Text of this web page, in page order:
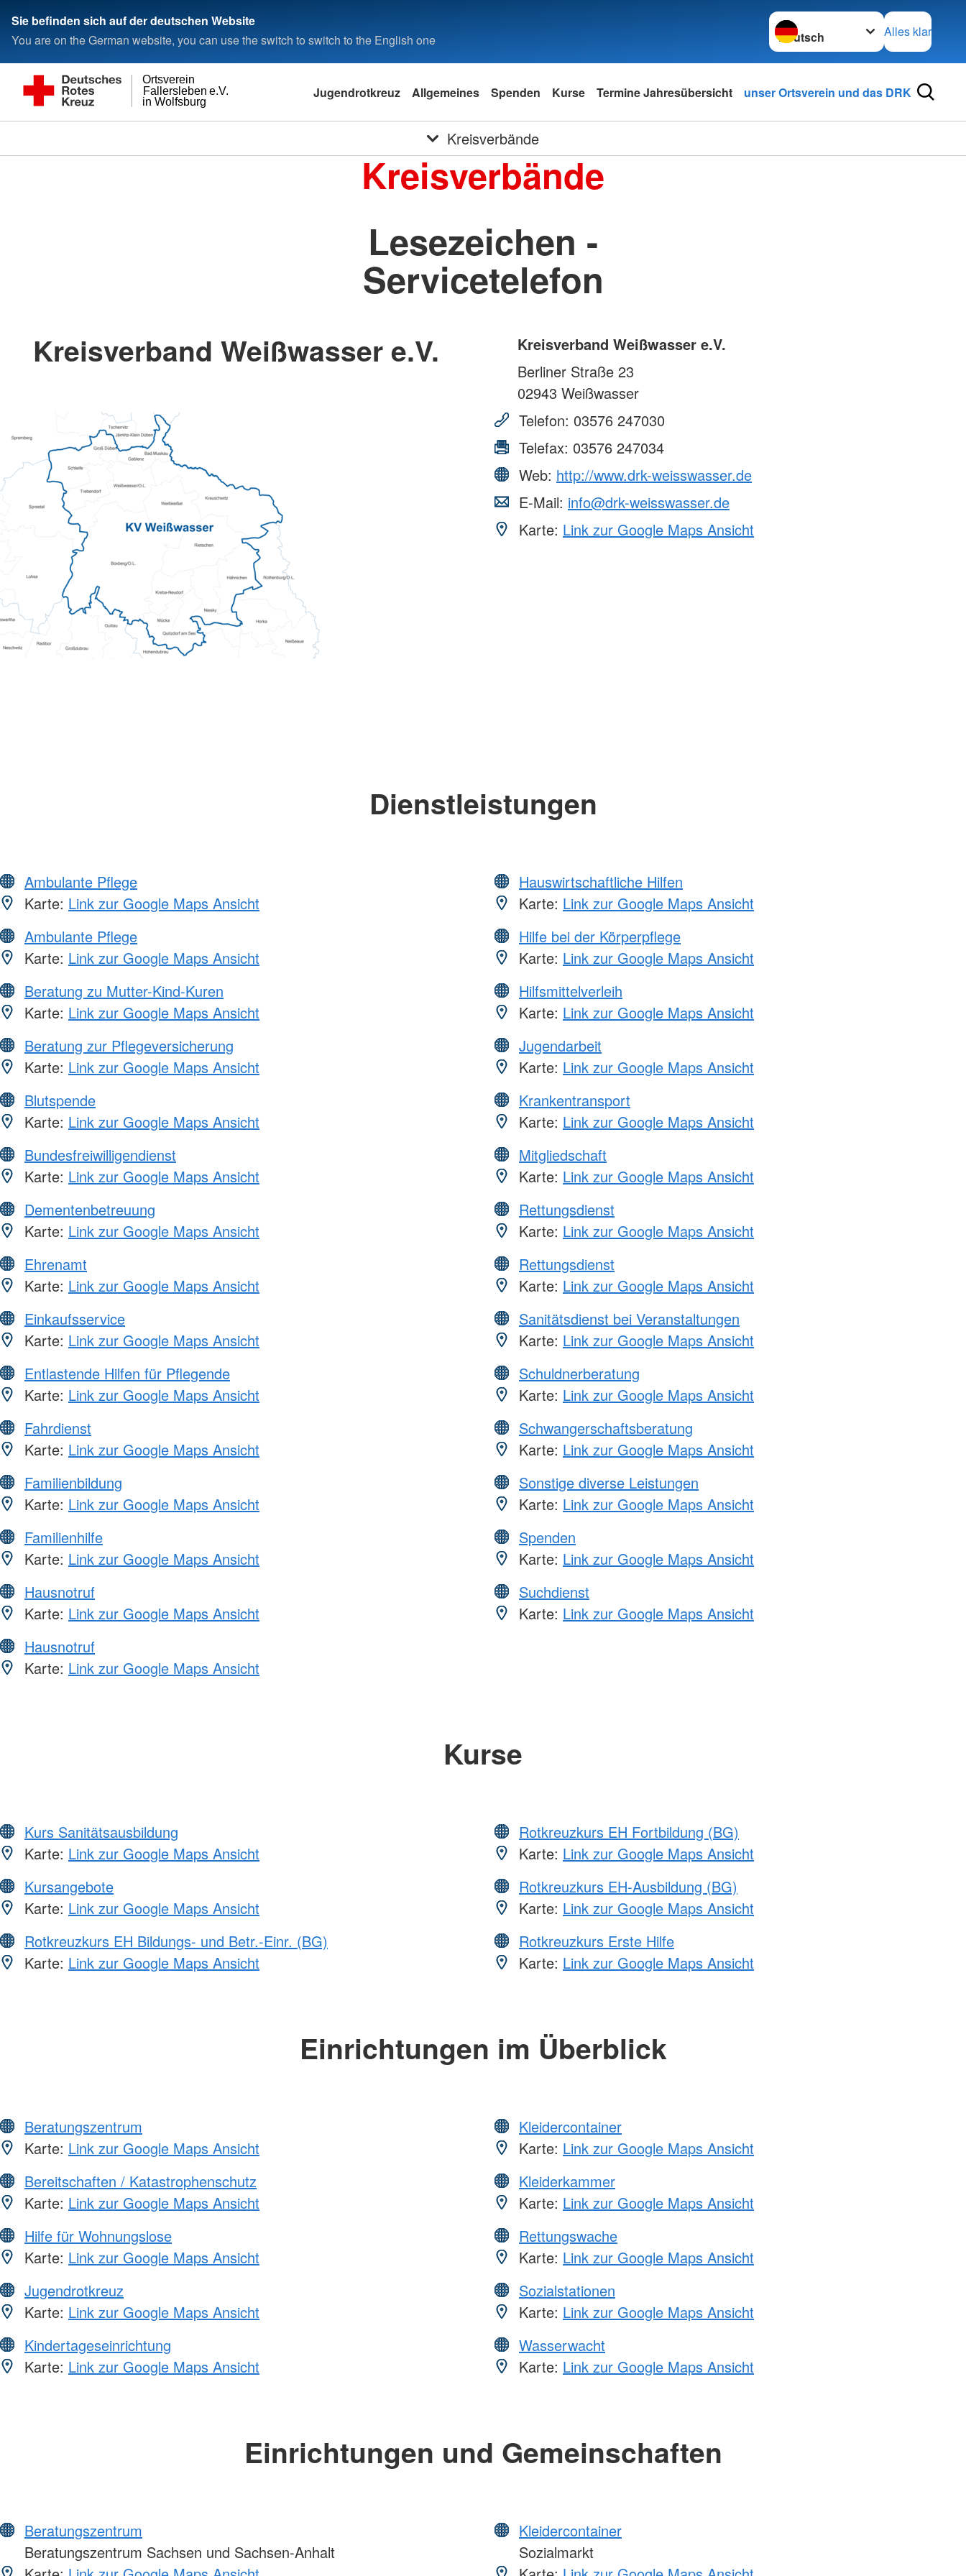
Sie befinden sich auf der deutschen Website
You are on the German website, you can use the switch to switch to the English one
Sprache wechseln zu
Alles klar
in Wolfsburg
Fallersleben e.V.
Ortsverein
Jugendrotkreuz Allgemeines Spenden Kurse Termine Jahresübersicht unser Ortsverein und das DRK
Kreisverbände
Kreisverbände
Lesezeichen -
Servicetelefon
Kreisverband Weißwasser e.V.
Kreisverband Weißwasser e.V.
Berliner Straße 23
02943 Weißwasser
Telefon: 03576 247030
Telefax: 03576 247034
Web: http://www.drk-weisswasser.de
E-Mail: info@drk-weisswasser.de
Karte: Link zur Google Maps Ansicht
Dienstleistungen
Ambulante Pflege
Karte: Link zur Google Maps Ansicht
Ambulante Pflege
Karte: Link zur Google Maps Ansicht
Beratung zu Mutter-Kind-Kuren
Karte: Link zur Google Maps Ansicht
Beratung zur Pflegeversicherung
Karte: Link zur Google Maps Ansicht
Blutspende
Karte: Link zur Google Maps Ansicht
Bundesfreiwilligendienst
Karte: Link zur Google Maps Ansicht
Dementenbetreuung
Karte: Link zur Google Maps Ansicht
Ehrenamt
Karte: Link zur Google Maps Ansicht
Einkaufsservice
Karte: Link zur Google Maps Ansicht
Entlastende Hilfen für Pflegende
Karte: Link zur Google Maps Ansicht
Fahrdienst
Karte: Link zur Google Maps Ansicht
Familienbildung
Karte: Link zur Google Maps Ansicht
Familienhilfe
Karte: Link zur Google Maps Ansicht
Hausnotruf
Karte: Link zur Google Maps Ansicht
Hausnotruf
Karte: Link zur Google Maps Ansicht
Hauswirtschaftliche Hilfen
Karte: Link zur Google Maps Ansicht
Hilfe bei der Körperpflege
Karte: Link zur Google Maps Ansicht
Hilfsmittelverleih
Karte: Link zur Google Maps Ansicht
Jugendarbeit
Karte: Link zur Google Maps Ansicht
Krankentransport
Karte: Link zur Google Maps Ansicht
Mitgliedschaft
Karte: Link zur Google Maps Ansicht
Rettungsdienst
Karte: Link zur Google Maps Ansicht
Rettungsdienst
Karte: Link zur Google Maps Ansicht
Sanitätsdienst bei Veranstaltungen
Karte: Link zur Google Maps Ansicht
Schuldnerberatung
Karte: Link zur Google Maps Ansicht
Schwangerschaftsberatung
Karte: Link zur Google Maps Ansicht
Sonstige diverse Leistungen
Karte: Link zur Google Maps Ansicht
Spenden
Karte: Link zur Google Maps Ansicht
Suchdienst
Karte: Link zur Google Maps Ansicht
Kurse
Kurs Sanitätsausbildung
Karte: Link zur Google Maps Ansicht
Kursangebote
Karte: Link zur Google Maps Ansicht
Rotkreuzkurs EH Bildungs- und Betr.-Einr. (BG)
Karte: Link zur Google Maps Ansicht
Rotkreuzkurs EH Fortbildung (BG)
Karte: Link zur Google Maps Ansicht
Rotkreuzkurs EH-Ausbildung (BG)
Karte: Link zur Google Maps Ansicht
Rotkreuzkurs Erste Hilfe
Karte: Link zur Google Maps Ansicht
Einrichtungen im Überblick
Beratungszentrum
Karte: Link zur Google Maps Ansicht
Bereitschaften / Katastrophenschutz
Karte: Link zur Google Maps Ansicht
Hilfe für Wohnungslose
Karte: Link zur Google Maps Ansicht
Jugendrotkreuz
Karte: Link zur Google Maps Ansicht
Kindertageseinrichtung
Karte: Link zur Google Maps Ansicht
Kleidercontainer
Karte: Link zur Google Maps Ansicht
Kleiderkammer
Karte: Link zur Google Maps Ansicht
Rettungswache
Karte: Link zur Google Maps Ansicht
Sozialstationen
Karte: Link zur Google Maps Ansicht
Wasserwacht
Karte: Link zur Google Maps Ansicht
Einrichtungen und Gemeinschaften
Beratungszentrum
Beratungszentrum Sachsen und Sachsen-Anhalt
Kleidercontainer
Sozialmarkt